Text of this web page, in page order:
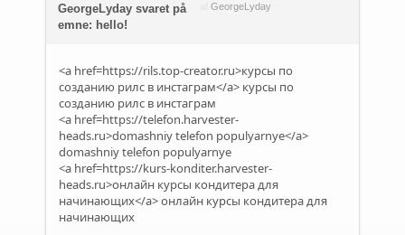
GeorgeLyday
GeorgeLyday svaret på
emne: hello!
<a href=https://rils.top-creator.ru>курсы по
созданию рилс в инстаграм</a> курсы по
созданию рилс в инстаграм
<a href=https://telefon.harvester-
heads.ru>domashniy telefon populyarnye</a>
domashniy telefon populyarnye
<a href=https://kurs-konditer.harvester-
heads.ru>онлайн курсы кондитера для
начинающих</a> онлайн курсы кондитера для
начинающих